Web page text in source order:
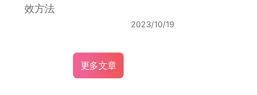
效方法
2023/10/19
更多文章